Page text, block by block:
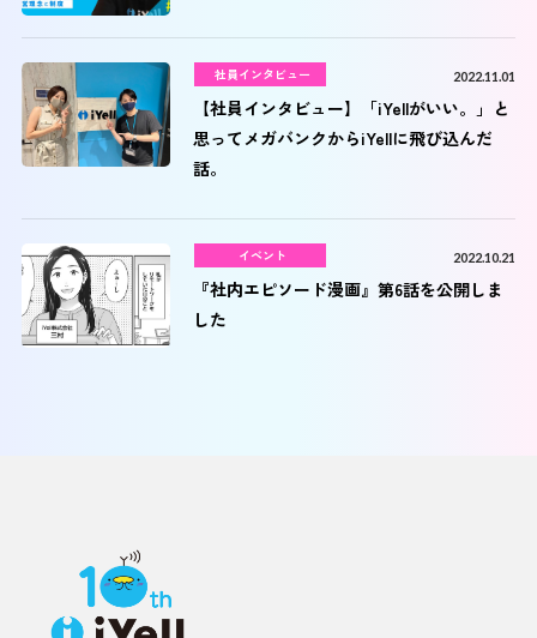
社員インタビュー 2022.11.01
【社員インタビュー】「iYellがいい。」と
思ってメガバンクからiYellに飛び込んだ
話。
イベント 2022.10.21
『社内エピソード漫画』第6話を公開しま
した